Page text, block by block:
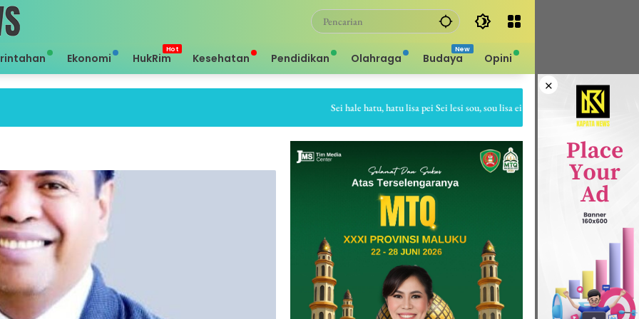
Ekonomi HukRim Kesehatan Pendidikan Olahraga Budaya Opini
×
Sei hale hatu, hatu lisa pei Sei lesi sou, sou lisa ei Sapa bale batu, batu gepe dia Sapa